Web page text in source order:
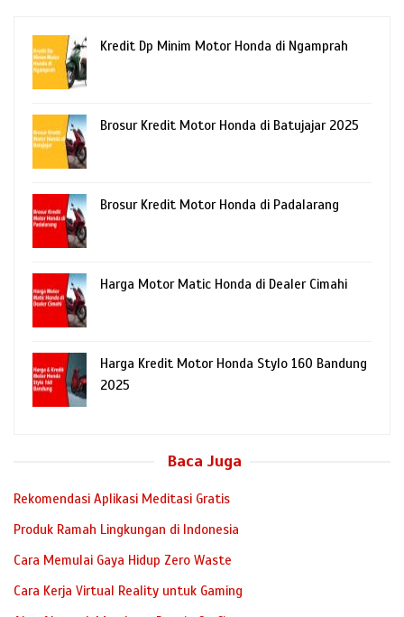
Kredit Dp Minim Motor Honda di Ngamprah
Brosur Kredit Motor Honda di Batujajar 2025
Brosur Kredit Motor Honda di Padalarang
Harga Motor Matic Honda di Dealer Cimahi
Harga Kredit Motor Honda Stylo 160 Bandung
2025
Baca Juga
Rekomendasi Aplikasi Meditasi Gratis
Produk Ramah Lingkungan di Indonesia
Cara Memulai Gaya Hidup Zero Waste
Cara Kerja Virtual Reality untuk Gaming